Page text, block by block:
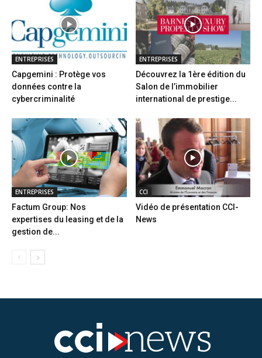
ENTREPRISES
Capgemini : Protège vos
données contre la
cybercriminalité
ENTREPRISES
Découvrez la 1ère édition du
Salon de l’immobilier
international de prestige...
ENTREPRISES
Factum Group: Nos
expertises du leasing et de la
gestion de...
CCI
Vidéo de présentation CCI-
News